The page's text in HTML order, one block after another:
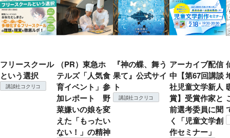
フリースクール
という選択
講談社コクリコ
（PR）東急ホ
テルズ「人気食
育イベント」参
加レポート 野
菜嫌いの娘を変
えた「もったい
ない！」の精神
『神の蝶、舞う
果て』公式サイ
ト
講談社コクリコ
アーカイブ配信
中【第67回講談
社児童文学新人
賞】受賞作家と
前選考委員に聞
く「児童文学創
作セミナー」